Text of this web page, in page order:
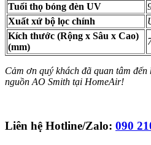
Tuổi thọ bóng đèn UV
Xuất xứ bộ lọc chính
Kích thước (Rộng x Sâu x Cao)
(mm)
Cảm ơn quý khách đã quan tâm đến
nguồn AO Smith tại HomeAir!
Liên hệ Hotline/Zalo: 090